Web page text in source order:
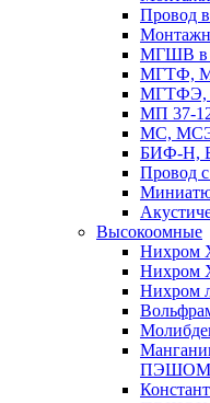
Провод
МГШВ в
МГТФ,
МГТФЭ,
МП 37-
МС,
БИФ-Н,
Провод
Высокоомные
Нихром
Нихром
Нихром